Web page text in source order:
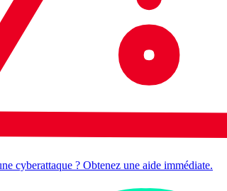
cyberattaque ? Obtenez une aide immédiate.